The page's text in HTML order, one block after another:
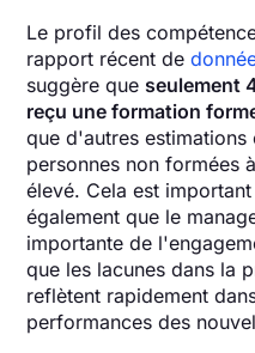
Le profil des
rapport récent de
suggère que seulement
reçu une formation
que d'autres estimations
personnes non formées
élevé. Cela est
également que le
importante de
que les lacunes dans la
reflètent rapidement
performances des